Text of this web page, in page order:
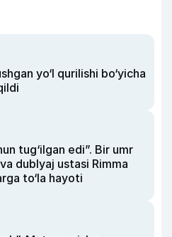
yo‘l qurilishi bo‘yicha
tug‘ilgan edi”. Bir umr
dublyaj ustasi Rimma
to‘la hayoti